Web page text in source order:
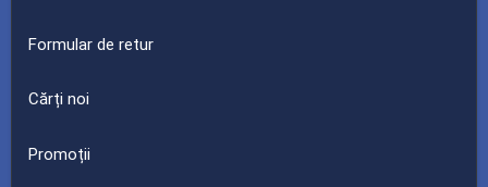
Formular de retur
Cărți noi
Promoții